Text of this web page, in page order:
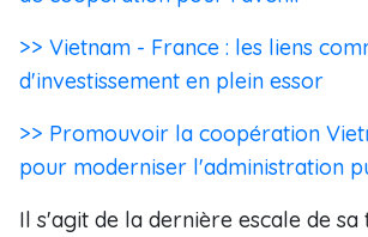
>> Vietnam - France : les liens
d'investissement en plein essor
>> Promouvoir la coopération
pour moderniser l'administration
Il s'agit de la dernière escale de sa